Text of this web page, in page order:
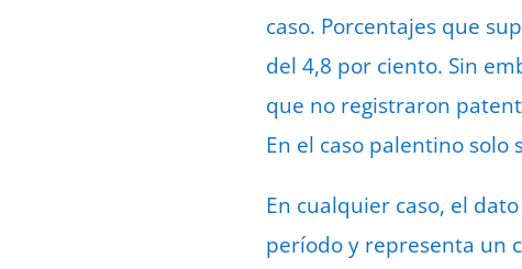
caso. Porcentajes que
del 4,8 por ciento. Sin
que no registraron
En el caso palentino
En cualquier caso, el
período y representa un